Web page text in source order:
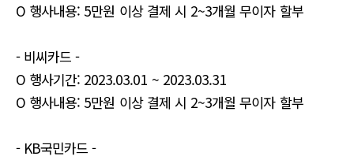
O 행사내용: 5만원 이상 결제 시 2~3개월 무이자 할부
- 비씨카드 -
O 행사기간: 2023.03.01 ~ 2023.03.31
O 행사내용: 5만원 이상 결제 시 2~3개월 무이자 할부
- KB국민카드 -